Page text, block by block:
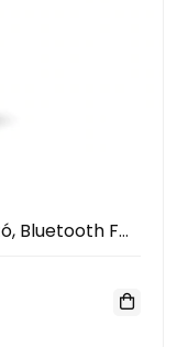
C1 autós transmitter, MP3 lejátszó, Bluetooth FM adó vevő, kettős USB multifunkcionális töltő